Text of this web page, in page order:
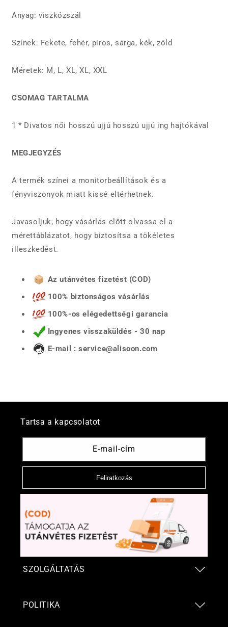
Anyag: viszkózszál
Színek: Fekete, fehér, piros, sárga, kék, zöld
Méretek: M, L, XL, XL, XXL
CSOMAG TARTALMA
1 * Divatos női hosszú ujjú hosszú ujjú ing hajtókával
MEGJEGYZÉS
A termék színei a monitorbeállítások és a
fényviszonyok miatt kissé eltérhetnek.
Javasoljuk, hogy vásárlás előtt olvassa el a
mérettáblázatot, hogy biztosítsa a tökéletes
illeszkedést.
Az utánvétes fizetést (COD)
100% biztonságos vásárlás
100%-os elégedettségi garancia
Ingyenes visszaküldés - 30 nap
E-mail : service@alisoon.com
Tartsa a kapcsolatot
E-mail-cím
Feliratkozás
SZOLGÁLTATÁS
POLITIKA